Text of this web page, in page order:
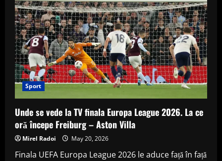
Sport
Unde se vede la TV finala Europa League 2026. La ce
oră începe Freiburg – Aston Villa
Mirel Radoi May 20, 2026
Finala UEFA Europa League 2026 le aduce față în față